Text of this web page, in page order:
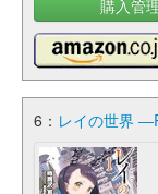
購入管
6： レイの世界